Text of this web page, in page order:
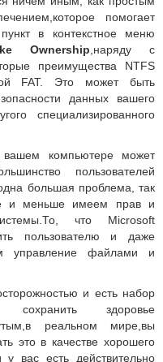
помогает
в контекстное меню
Ownership ,наряду с
преимущества NTFS
FAT. Это может быть
данных вашего
специализированного
компьютере может
пользователей
большая проблема, так
и меньше имеем прав и
что Microsoft
пользователю и даже
управление файлами и
и есть набор
сохранить здоровье
реальном мире,вы
это в качестве хорошего
вас есть действительно